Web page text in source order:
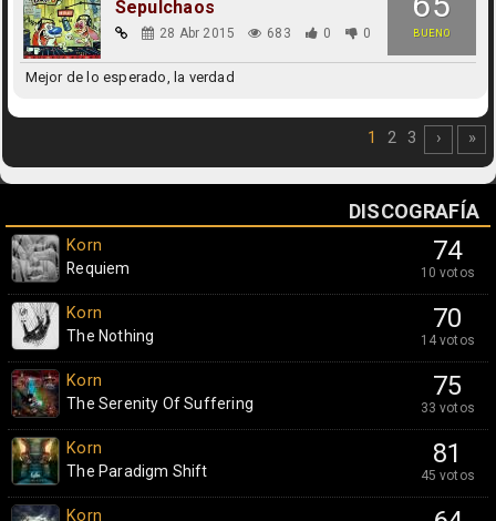
BUENO
Sepulchaos
28 Abr 2015 683 0 0
Mejor de lo esperado, la verdad
1 2 3 › »
DISCOGRAFÍA
74
10 votos
Korn
Requiem
70
14 votos
Korn
The Nothing
75
33 votos
Korn
The Serenity Of Suffering
81
45 votos
Korn
The Paradigm Shift
Korn